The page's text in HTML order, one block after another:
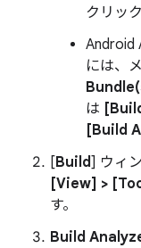
クリッ
Android
には、
は
[Build
[Build] ウィ
[View] >
す。
Build